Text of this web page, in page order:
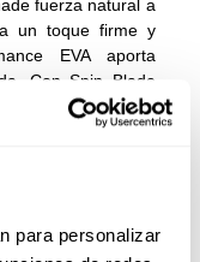
para personalizar
fuerza natural a
un toque firme y
EVA aporta
Con Spin Blade
el punto con
para elevar tu